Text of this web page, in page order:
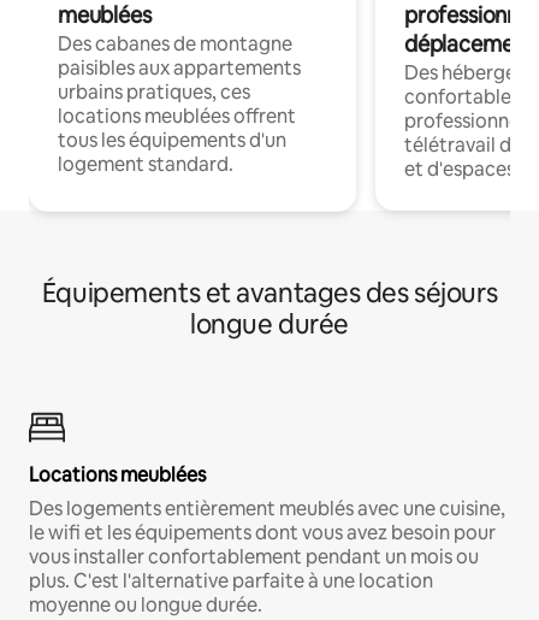
meublées
Des cabanes de montagne
paisibles aux appartements
urbains pratiques, ces
locations meublées offrent
tous les équipements d'un
logement standard.
déplacement
Des
confortables
professionnels
télétravail
et d'espaces
Équipements et avantages des séjours
longue durée
Locations meublées
Des logements entièrement meublés avec une cuisine,
le wifi et les équipements dont vous avez besoin pour
vous installer confortablement pendant un mois ou
plus. C'est l'alternative parfaite à une location
moyenne ou longue durée.